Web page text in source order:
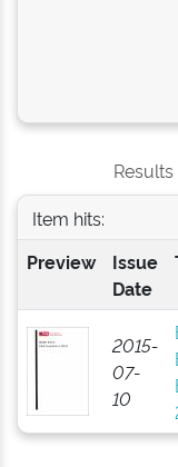
Item hits:
Preview
Issue
Date
2015-
07-
10